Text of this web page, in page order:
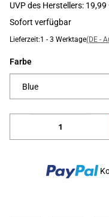
UVP des Herstellers: 19,99
Sofort verfügbar
Lieferzeit:1 - 3 Werktage(DE -
Farbe